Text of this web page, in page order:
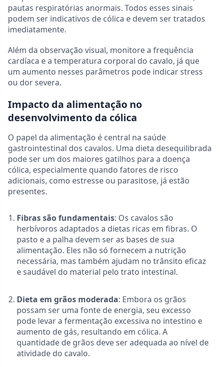
pautas respiratórias anormais. Todos esses sinais
podem ser indicativos de cólica e devem ser tratados
imediatamente.
Além da observação visual, monitore a frequência
cardíaca e a temperatura corporal do cavalo, já que
um aumento nesses parâmetros pode indicar stress
ou dor severa.
Impacto da alimentação no
desenvolvimento da cólica
O papel da alimentação é central na saúde
gastrointestinal dos cavalos. Uma dieta desequilibrada
pode ser um dos maiores gatilhos para a doença
cólica, especialmente quando fatores de risco
adicionais, como estresse ou parasitose, já estão
presentes.
Fibras são fundamentais: Os cavalos são
herbívoros adaptados a dietas ricas em fibras. O
pasto e a palha devem ser as bases de sua
alimentação. Eles não só fornecem a nutrição
necessária, mas também ajudam no trânsito eficaz
e saudável do material pelo trato intestinal.
Dieta em grãos moderada: Embora os grãos
possam ser uma fonte de energia, seu excesso
pode levar a fermentação excessiva no intestino e
aumento de gás, resultando em cólica. A
quantidade de grãos deve ser adequada ao nível de
atividade do cavalo.